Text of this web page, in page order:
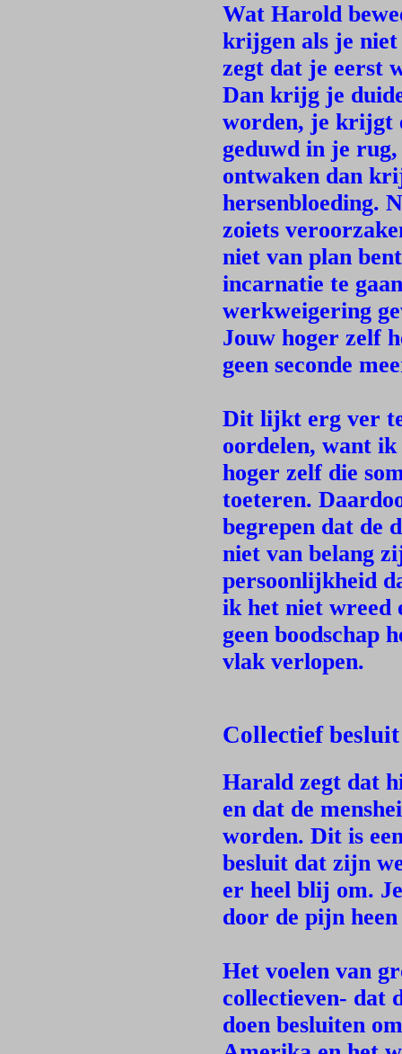
Wat Harold
krijgen als je
zegt dat je eerst
Dan krijg je
worden, je krijgt
geduwd in je
ontwaken dan
hersenbloeding.
zoiets
niet van plan
incarnatie te
werkweigering
Jouw hoger zelf
geen seconde
Dit lijkt erg ver
oordelen, want
hoger zelf die
toeteren.
begrepen dat de
niet van belang
persoonlijkheid
ik het niet wreed
geen boodschap
vlak verlopen.
Collectief
Harald zegt dat
en dat de
worden. Dit is
besluit dat zijn
er heel blij om.
door de pijn heen
Het voelen van
collectieven- dat
doen besluiten